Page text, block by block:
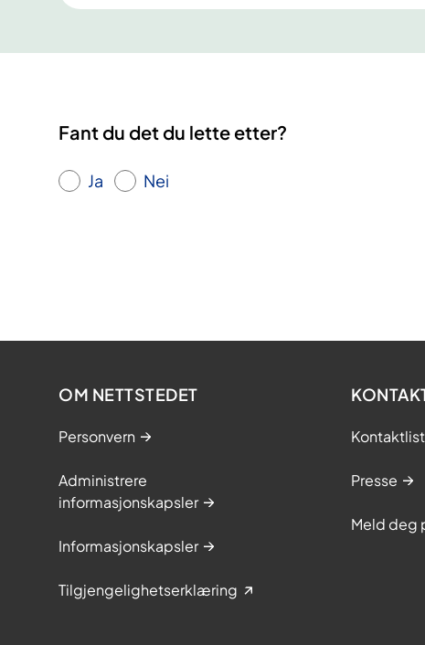
Fant du det du lette etter?
Ja Nei
OM NETTSTEDET
Personvern
Administrere
informasjonskapsler
Informasjonskapsler
Tilgjengelighetserklæring
Presse
Meld deg